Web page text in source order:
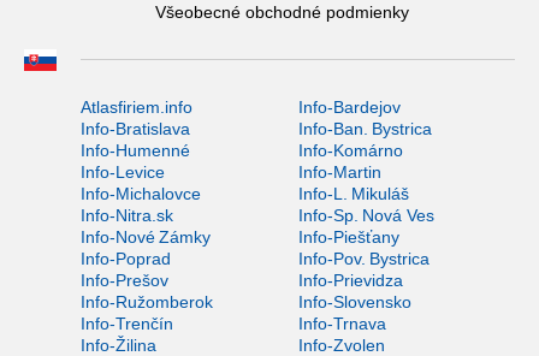
Všeobecné obchodné podmienky
Atlasfiriem.info
Info-Bardejov
Info-Bratislava
Info-Ban. Bystrica
Info-Humenné
Info-Komárno
Info-Levice
Info-Martin
Info-Michalovce
Info-L. Mikuláš
Info-Nitra.sk
Info-Sp. Nová Ves
Info-Nové Zámky
Info-Piešťany
Info-Poprad
Info-Pov. Bystrica
Info-Prešov
Info-Prievidza
Info-Ružomberok
Info-Slovensko
Info-Trenčín
Info-Trnava
Info-Žilina
Info-Zvolen